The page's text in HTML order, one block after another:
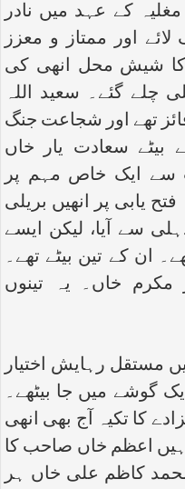
کے عہد میں نادر
اور ممتاز و معزز
کا شیش محل انھی کی
چلے گئے۔ سعید اللہ
تھے اور شجاعت جنگ
بیٹے سعادت یار خاں
ایک خاص مہم پر
یابی پر انھیں بریلی
سے آیا، لیکن ایسے
ان کے تین بیٹے تھے۔
خاں۔ یہ تینوں
مستقل رہایش اختیار
گوشے میں جا بیٹھے۔
کا تکیہ آج بھی انھی
اعظم خاں صاحب کا
کاظم علی خاں ہر